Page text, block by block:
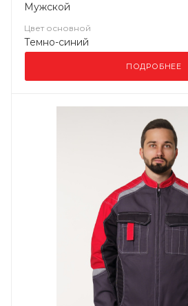
Мужской
Цвет основной
Темно-синий
ПОДРОБНЕЕ